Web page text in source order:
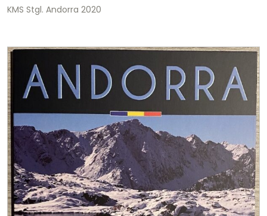
KMS Stgl. Andorra 2020